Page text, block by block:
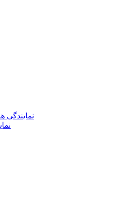
نمایندگی